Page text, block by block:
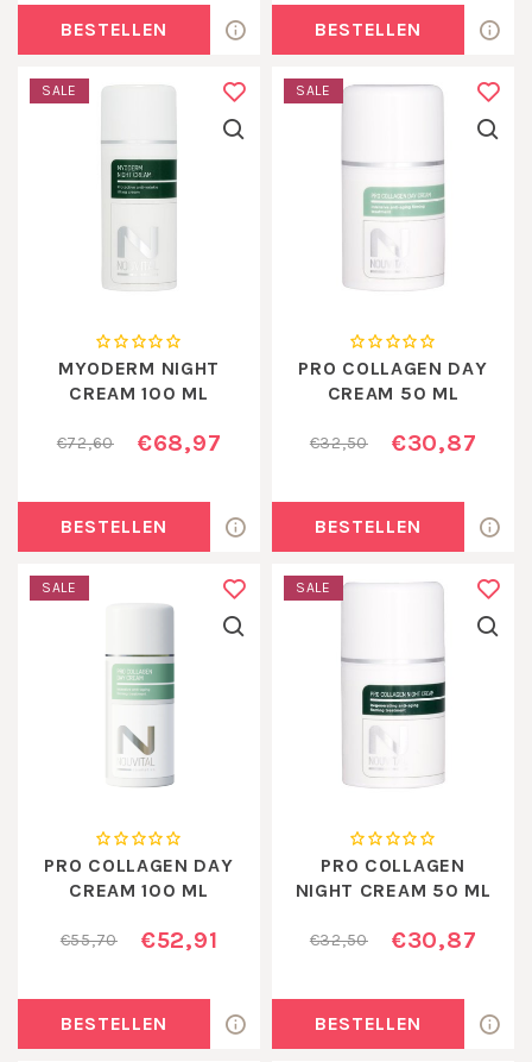
BESTELLEN BESTELLEN
SALE
MYODERM NIGHT
CREAM 100 ML
€72,60 €68,97
BESTELLEN
SALE
PRO COLLAGEN DAY
CREAM 50 ML
€32,50 €30,87
BESTELLEN
SALE
PRO COLLAGEN DAY
CREAM 100 ML
€55,70 €52,91
BESTELLEN
SALE
PRO COLLAGEN
NIGHT CREAM 50 ML
€32,50 €30,87
BESTELLEN